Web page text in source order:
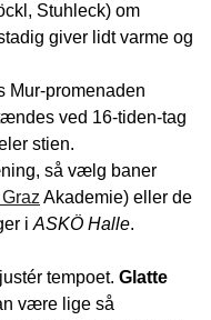
Stuhleck) om
giver lidt varme og
Mur-promenaden
ved 16-tiden-tag
stien.
så vælg baner
Akademie) eller de
i ASKÖ Halle.
tempoet. Glatte
være lige så